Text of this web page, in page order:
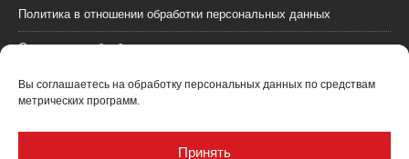
Вы соглашаетесь на обработку персональных данных по средствам
метрических программ.
Принять
Политика в отношении обработки персональных данных
Согласие на обработку персональных данных
Пользовательское соглашение (оферта)